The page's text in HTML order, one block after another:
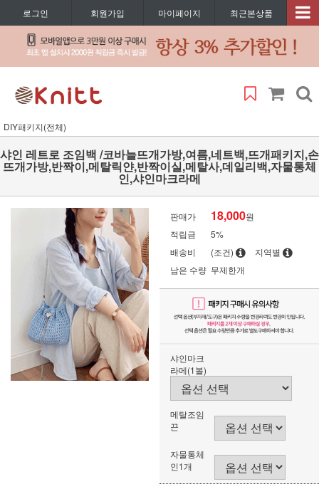
로그인 회원가입 마이페이지 최근본상품
DIY패키지(전체)
샤인 레트로 조임백 /코바늘뜨개가방,여름,네트백,뜨개패키지,손
뜨개가방,반짝이,메탈릭얀,반짝이실,메탈사,데일리백,자물통체
인,샤인마크라메
판매가 18,000원
적립금
5%
배송비
(조건)
지역별
남은 수량 무제한개
샤인마크
라메(1볼)
메탈조임
끈
자물통체
인1개